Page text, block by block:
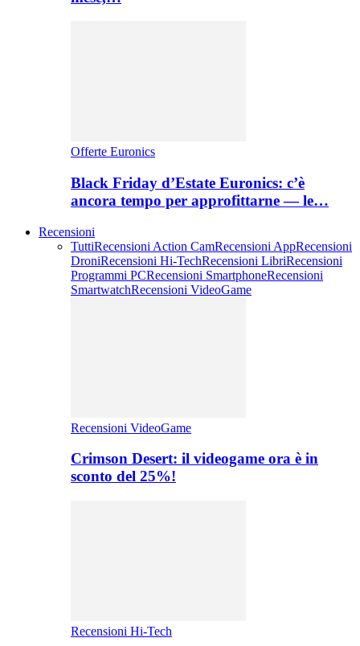
Offerte Euronics
Black Friday d’Estate Euronics: c’è
ancora tempo per approfittarne — le…
Recensioni
TuttiRecensioni Action CamRecensioni AppRecensioni
DroniRecensioni Hi-TechRecensioni LibriRecensioni
Programmi PCRecensioni SmartphoneRecensioni
SmartwatchRecensioni VideoGame
Recensioni VideoGame
Crimson Desert: il videogame ora è in
sconto del 25%!
Recensioni Hi-Tech